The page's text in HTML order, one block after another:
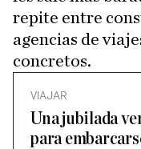
repite entre
agencias de
concretos.
VIAJAR
Una jubilada
para